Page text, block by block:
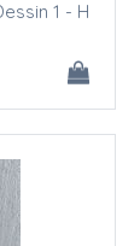
1 - H